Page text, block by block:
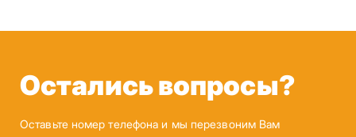
Остались вопросы?
Оставьте номер телефона и мы перезвоним Вам